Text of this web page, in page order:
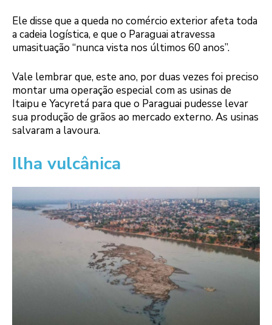
Ele disse que a queda no comércio exterior afeta toda
a cadeia logística, e que o Paraguai atravessa
umasituação “nunca vista nos últimos 60 anos”.
Vale lembrar que, este ano, por duas vezes foi preciso
montar uma operação especial com as usinas de
Itaipu e Yacyretá para que o Paraguai pudesse levar
sua produção de grãos ao mercado externo. As usinas
salvaram a lavoura.
Ilha vulcânica